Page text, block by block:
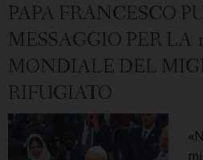
2
giugno
PAPA FRANCESCO
MESSAGGIO PER LA
MONDIALE DEL
RIFUGIATO